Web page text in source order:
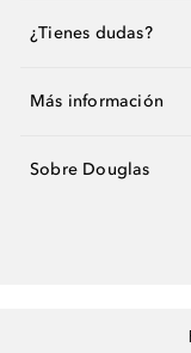
¿Tienes dudas?
Más información
Sobre Douglas